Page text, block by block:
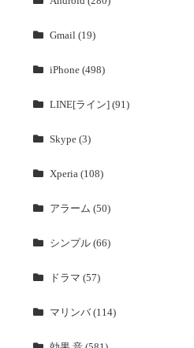
Gmail (19)
iPhone (498)
LINE[ライン] (91)
Skype (3)
Xperia (108)
アラーム (50)
シンプル (66)
ドラマ (57)
マリンバ (114)